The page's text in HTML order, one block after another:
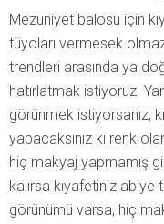
Mezuniyet balosu için
tüyoları vermesek
trendleri arasında ya
hatırlatmak istiyoruz.
görünmek istiyorsanız,
yapacaksınız ki renk
hiç makyaj yapmamış
kalırsa kıyafetiniz abiye
görünümü varsa, hiç